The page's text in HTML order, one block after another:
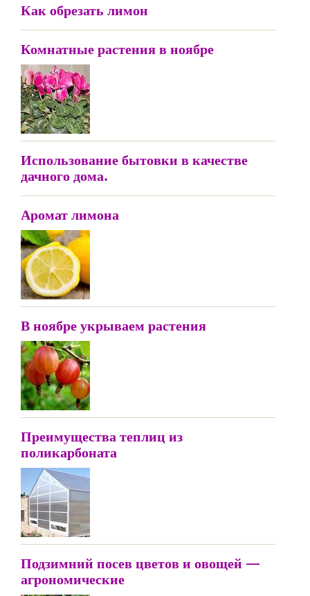
Как обрезать лимон
Комнатные растения в ноябре
Использование бытовки в качестве
дачного дома.
Аромат лимона
В ноябре укрываем растения
Преимущества теплиц из
поликарбоната
Подзимний посев цветов и овощей —
агрономические